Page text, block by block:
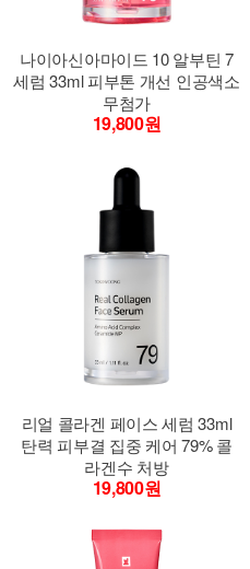
나이아신아마이드 10 알부틴 7
세럼 33ml 피부톤 개선 인공색소
무첨가
19,800원
리얼 콜라겐 페이스 세럼 33ml
탄력 피부결 집중 케어 79% 콜
라겐수 처방
19,800원